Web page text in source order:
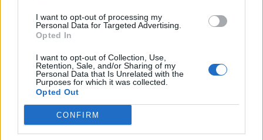
I want to opt-out of processing my
Personal Data for Targeted Advertising.
Opted In
I want to opt-out of Collection, Use,
Retention, Sale, and/or Sharing of my
Personal Data that Is Unrelated with the
Purposes for which it was collected.
Opted Out
CONFIRM
μέχρι πρότινος θεωρούνται αυτονόητες.
NEWSROOM / 06 Αυγ 2026